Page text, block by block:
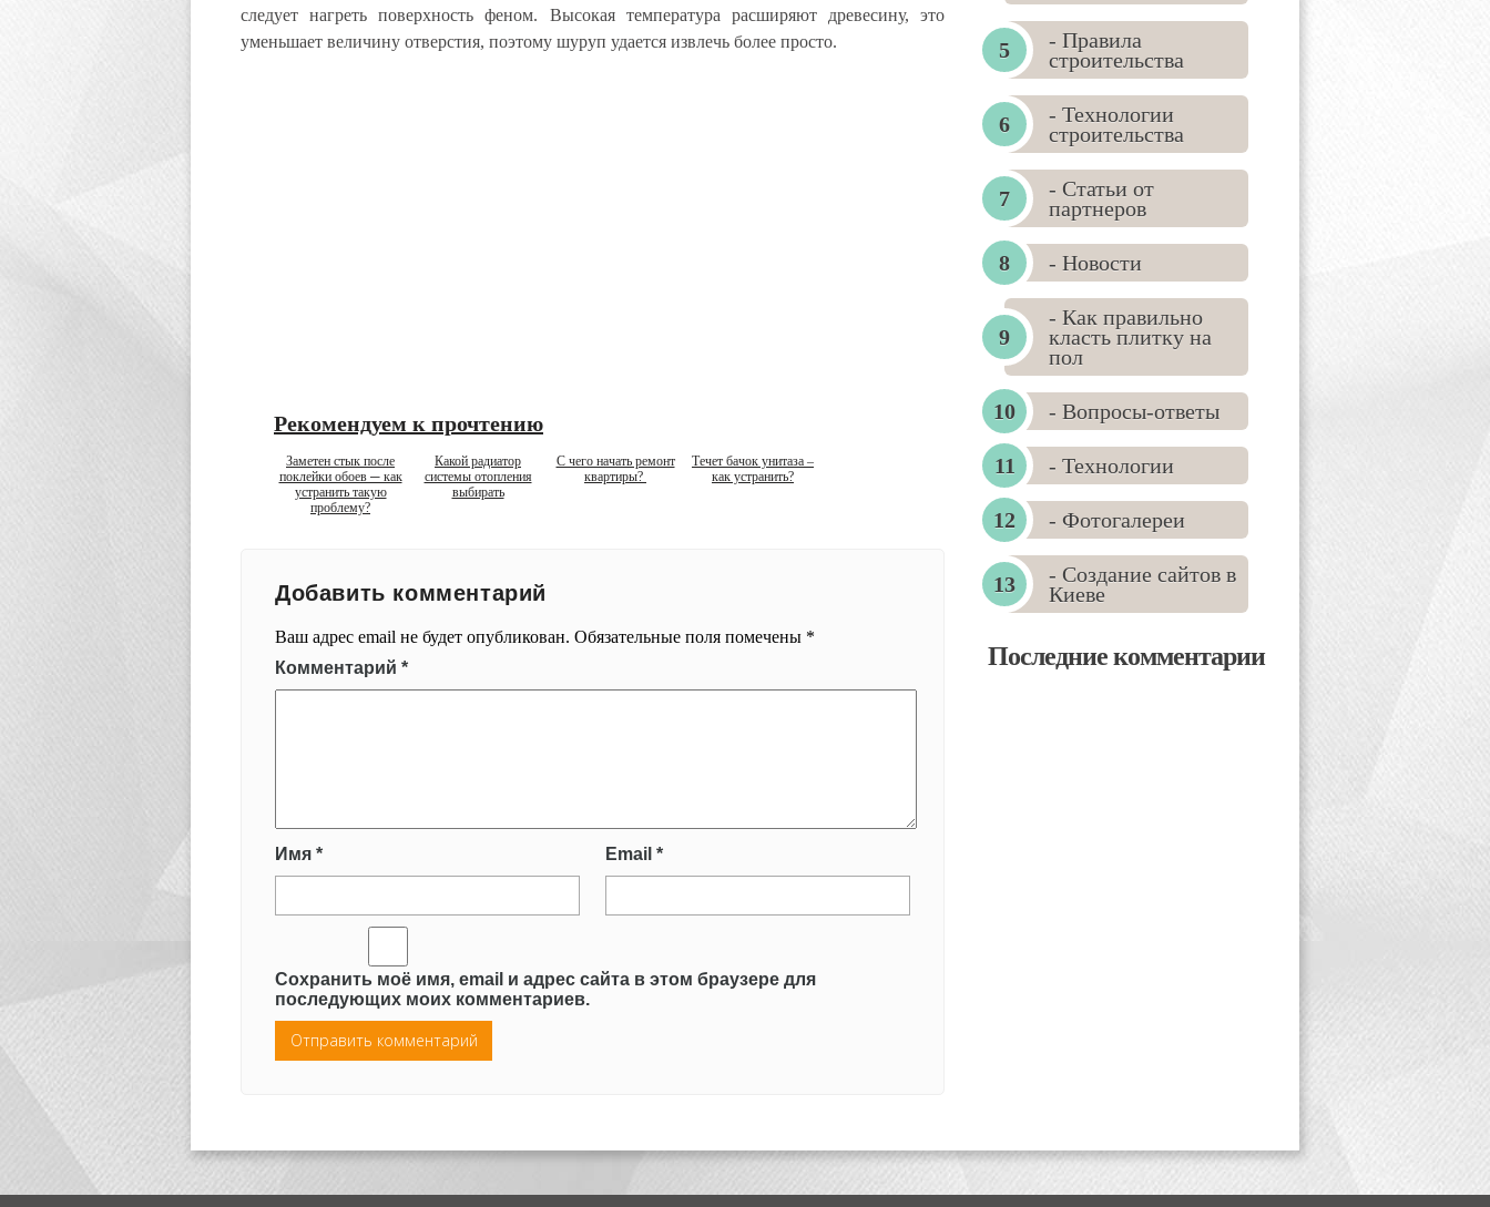
следует нагреть поверхность феном. Высокая температура расширяют древесину, это
уменьшает величину отверстия, поэтому шуруп удается извлечь более просто.
Рекомендуем к прочтению
Заметен стык после
поклейки обоев ─ как
устранить такую
проблему?
Какой радиатор
системы отопления
выбирать
С чего начать ремонт
квартиры?
Течет бачок унитаза –
как устранить?
Добавить комментарий
Ваш адрес email не будет опубликован. Обязательные поля помечены *
Комментарий *
Имя * Email *
Сохранить моё имя, email и адрес сайта в этом браузере для
последующих моих комментариев.
- Правила
строительства
- Технологии
строительства
- Статьи от
партнеров
- Новости
- Как правильно
класть плитку на
пол
- Вопросы-ответы
- Технологии
- Фотогалереи
- Создание сайтов в
Киеве
Последние комментарии